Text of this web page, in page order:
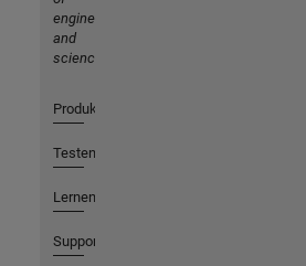
engineering
and
science
Produkte
Testen oder Kaufen
Lernen
Support